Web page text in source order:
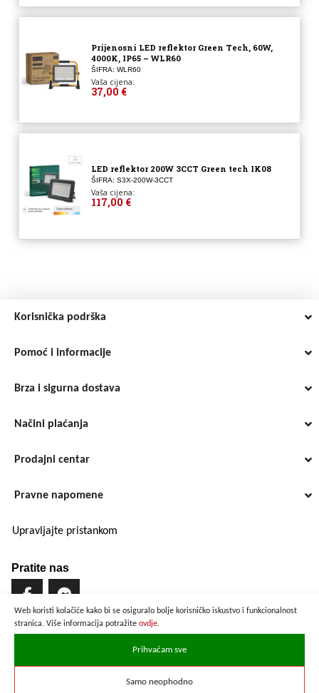
Web koristi kolačiće kako bi se osiguralo bolje korisničko iskustvo i funkcionalnost
stranica. Više informacija potražite ovdje.
Prihvaćam sve
Samo neophodno
Prijenosni LED reflektor Green Tech, 60W,
4000K, IP65 – WLR60
ŠIFRA: WLR60
Vaša cijena:
37,00 €
LED reflektor 200W 3CCT Green tech IK08
ŠIFRA: S3X-200W-3CCT
Vaša cijena:
117,00 €
Korisnička podrška
Pomoć i informacije
Brza i sigurna dostava
Načini plaćanja
Prodajni centar
Pravne napomene
Upravljajte pristankom
Pratite nas
Brzo i sigurno plaćanje
Prikazane cijene su preračunate po službenom tečaju u iznosu od